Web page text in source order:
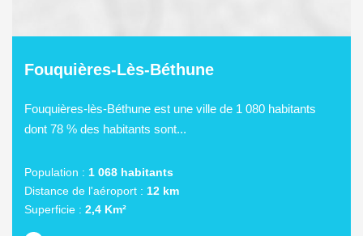
Fouquières-Lès-Béthune
Fouquières-lès-Béthune est une ville de 1 080 habitants
dont 78 % des habitants sont...
Population : 1 068 habitants
Distance de l'aéroport : 12 km
Superficie : 2,4 Km²